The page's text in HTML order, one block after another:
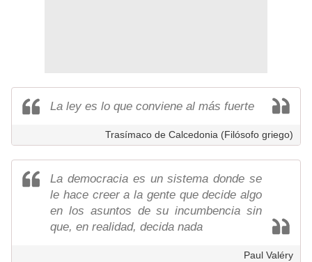
La ley es lo que conviene al más fuerte
Trasímaco de Calcedonia (Filósofo griego)
La democracia es un sistema donde se
le hace creer a la gente que decide algo
en los asuntos de su incumbencia sin
que, en realidad, decida nada
Paul Valéry